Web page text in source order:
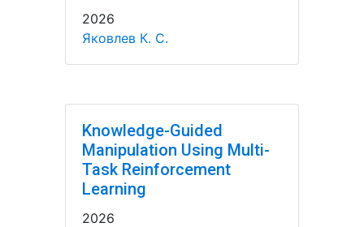
2026
Яковлев К. С.
Knowledge-Guided
Manipulation Using Multi-
Task Reinforcement
Learning
2026